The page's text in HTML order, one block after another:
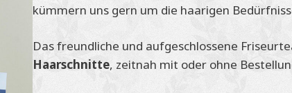
kümmern uns gern um die haarigen
Das freundliche und aufgeschlossene
Haarschnitte, zeitnah mit oder ohne